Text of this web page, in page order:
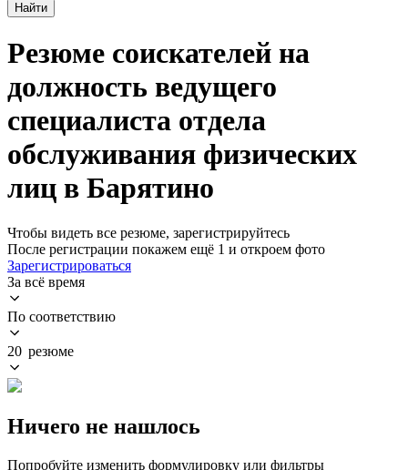
Найти
Резюме соискателей на
должность ведущего
специалиста отдела
обслуживания физических
лиц в Барятино
Чтобы видеть все резюме, зарегистрируйтесь
После регистрации покажем ещё 1 и откроем фото
Зарегистрироваться
За всё время
По соответствию
20 резюме
Ничего не нашлось
Попробуйте изменить формулировку или фильтры